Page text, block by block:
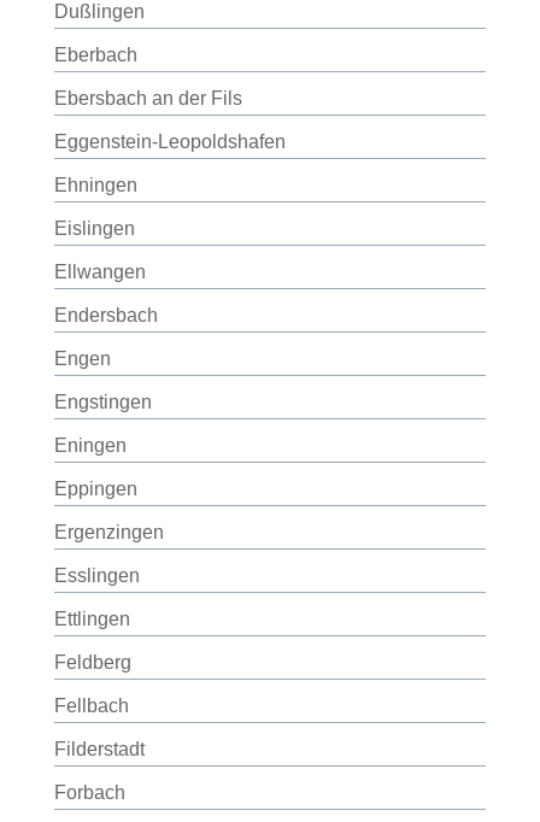
Dußlingen
Eberbach
Ebersbach an der Fils
Eggenstein-Leopoldshafen
Ehningen
Eislingen
Ellwangen
Endersbach
Engen
Engstingen
Eningen
Eppingen
Ergenzingen
Esslingen
Ettlingen
Feldberg
Fellbach
Filderstadt
Forbach